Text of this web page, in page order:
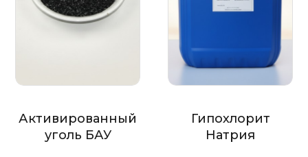
Активированный
уголь БАУ
Гипохлорит
Натрия